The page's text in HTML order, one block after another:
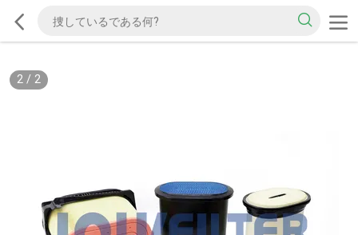
2/ 2